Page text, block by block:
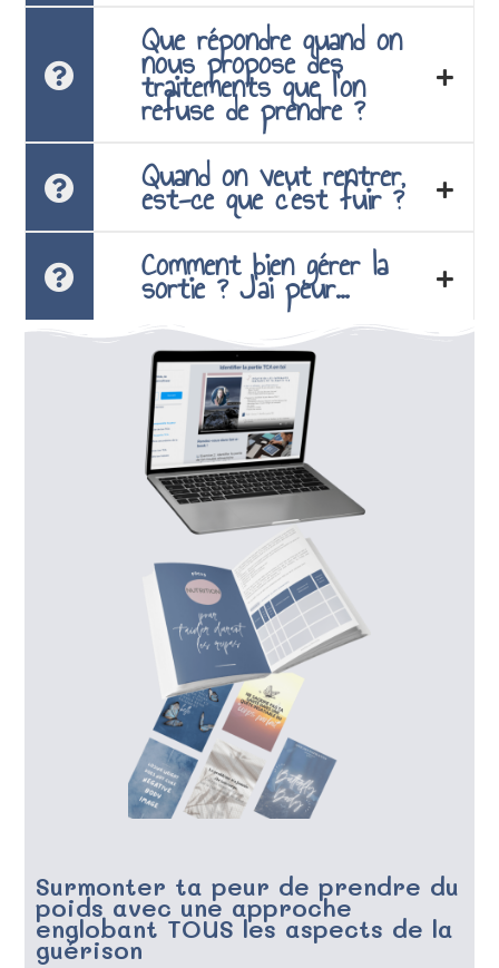
Que répondre quand on
nous propose des
traitements que l’on
refuse de prendre ?
Quand on veut rentrer,
est-ce que c’est fuir ?
Comment bien gérer la
sortie ? J'ai peur...
Surmonter ta peur de prendre du
poids avec une approche
englobant TOUS les aspects de la
guérison